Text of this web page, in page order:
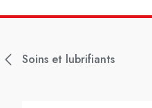
Soins et lubrifiants